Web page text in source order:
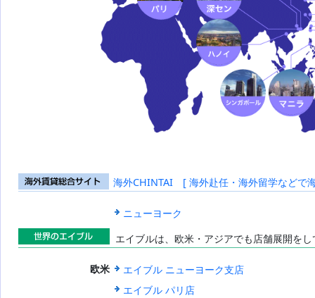
海外賃貸総合
海外CHINTAI [ 海外赴任・海外留学などで
ニューヨーク
エイブルは、欧米・アジアでも店舗展開を
欧米
エイブル ニューヨーク支店
エイブル パリ店